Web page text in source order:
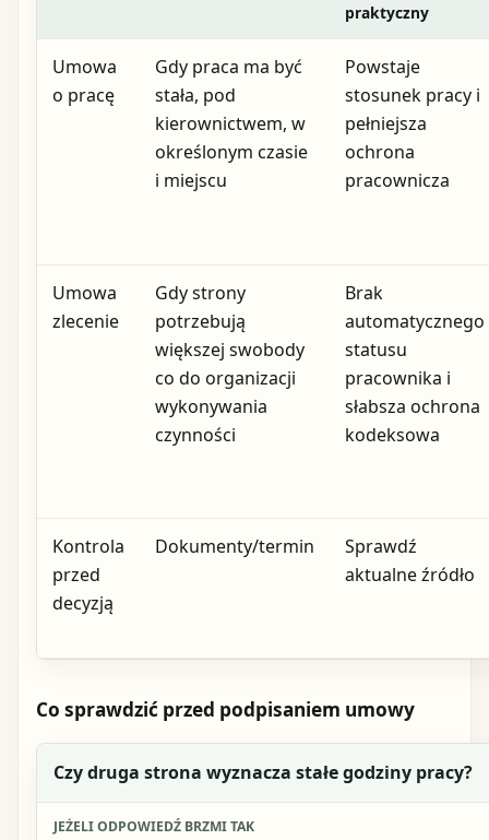
praktyczny
Umowa
o pracę
Gdy praca ma być
stała, pod
kierownictwem, w
określonym czasie
i miejscu
Powstaje
stosunek pracy i
pełniejsza
ochrona
pracownicza
Umowa
zlecenie
Gdy strony
potrzebują
większej swobody
co do organizacji
wykonywania
czynności
Brak
automatycznego
statusu
pracownika i
słabsza ochrona
kodeksowa
Kontrola
przed
decyzją
Dokumenty/termin
Sprawdź
aktualne źródło
Co sprawdzić przed podpisaniem umowy
Pytanie kontrolne
Jeżeli odpowiedź brzmi tak
Czy druga strona wyznacza stałe godziny pracy?